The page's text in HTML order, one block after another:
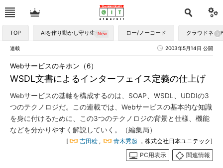
TOP AIを作り動かし守り生かす ロー/ノーコード クラウドネイ
連載 2003年5月14日 公開
WSDL文書によるインターフェイス定義の仕上げ
Webサービスのキホン（6）
Webサービスの基軸を構成するのは、SOAP、WSDL、UDDIの3
つのテクノロジだ。この連載では、Webサービスの基本的な知識
を身に付けるために、この3つのテクノロジの背景と仕様、機能
などを分かりやすく解説していく。（編集局）
[ 吉田稔 , 青木秀起 ，株式会社日本ユニテック]
PC用表示
関連情報